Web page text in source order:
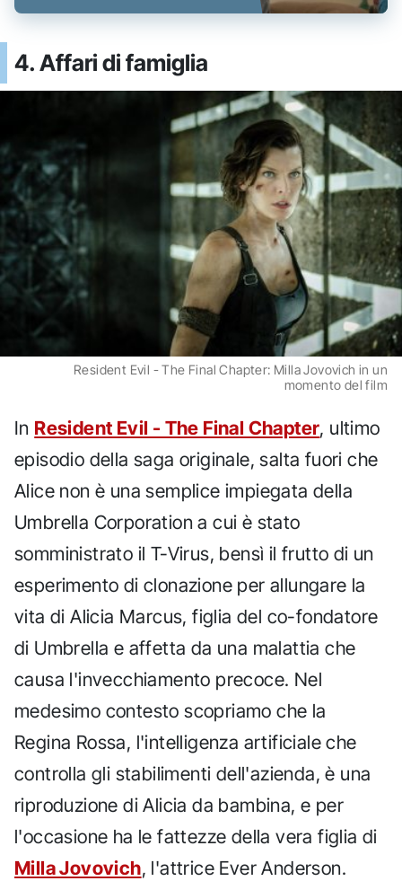
4. Affari di famiglia
Resident Evil - The Final Chapter: Milla Jovovich in un
momento del film
In Resident Evil - The Final Chapter, ultimo
episodio della saga originale, salta fuori che
Alice non è una semplice impiegata della
Umbrella Corporation a cui è stato
somministrato il T-Virus, bensì il frutto di un
esperimento di clonazione per allungare la
vita di Alicia Marcus, figlia del co-fondatore
di Umbrella e affetta da una malattia che
causa l'invecchiamento precoce. Nel
medesimo contesto scopriamo che la
Regina Rossa, l'intelligenza artificiale che
controlla gli stabilimenti dell'azienda, è una
riproduzione di Alicia da bambina, e per
l'occasione ha le fattezze della vera figlia di
Milla Jovovich, l'attrice Ever Anderson.